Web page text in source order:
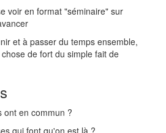
voir en format "séminaire" sur
et à passer du temps ensemble,
de fort du simple fait de
ont en commun ?